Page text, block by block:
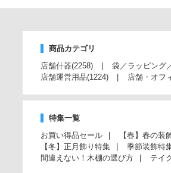
商品カテゴリ
店舗什器(2258) 袋／ラッピング
店舗運営用品(1224) 店舗・オフ
特集一覧
お買い得品セール
【春】春の装
【冬】正月飾り特集
季節装飾特
間違えない！木棚の選び方
テイ